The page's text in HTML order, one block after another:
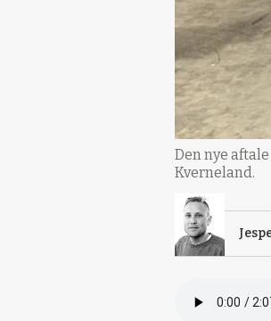
Den nye
Kverneland.